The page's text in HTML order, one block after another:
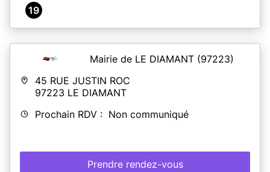
19
Mairie de LE DIAMANT (97223)
45 RUE JUSTIN ROC
97223 LE DIAMANT
Prochain RDV : Non communiqué
Prendre rendez-vous